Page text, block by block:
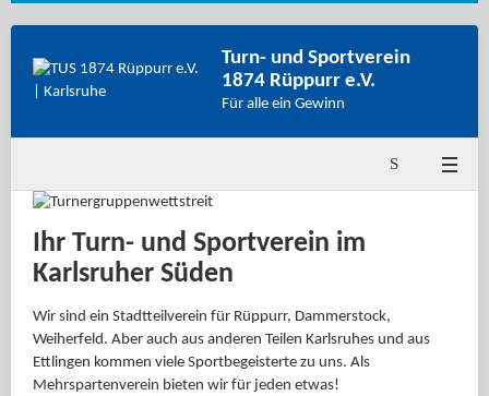
Turn- und Sportverein
1874 Rüppurr e.V.
Für alle ein Gewinn
Ihr Turn- und Sportverein im
Karlsruher Süden
Wir sind ein Stadtteilverein für Rüppurr, Dammerstock,
Weiherfeld. Aber auch aus anderen Teilen Karlsruhes und aus
Ettlingen kommen viele Sportbegeisterte zu uns. Als
Mehrspartenverein bieten wir für jeden etwas!